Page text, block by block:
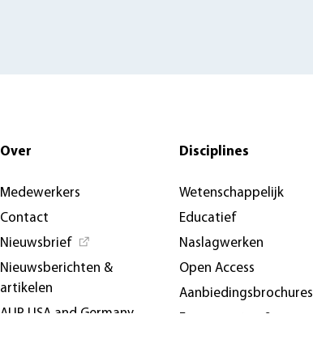
Over
Medewerkers
Contact
Nieuwsbrief
Nieuwsberichten &
artikelen
AUP USA and Germany
Disciplines
Wetenschappelijk
Educatief
Naslagwerken
Open Access
Aanbiedingsbrochures